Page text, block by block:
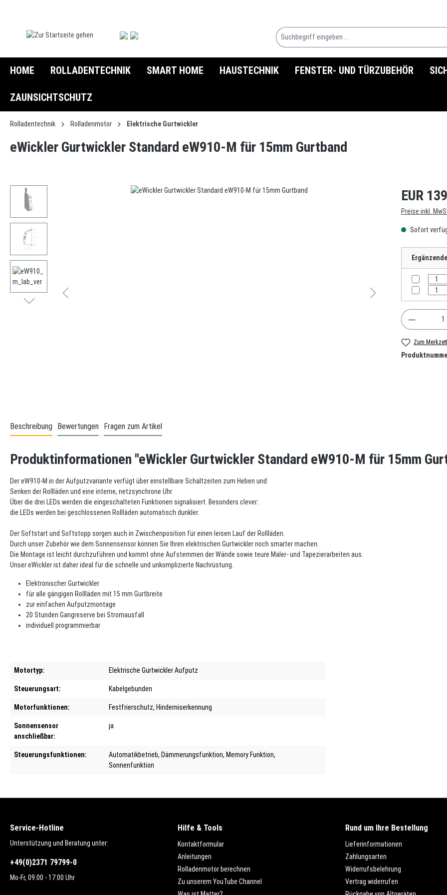
HOME ROLLADENTECHNIK SMART HOME HAUSTECHNIK FENSTER- UND TÜRZUBEHÖR
ZAUNSICHTSCHUTZ
Rolladentechnik Rolladenmotor Elektrische Gurtwickler
eWickler Gurtwickler Standard eW910-M für 15mm Gurtband
Bildergalerie überspringen EUR
Preise inkl.
Sofort
Produkt
Zum
Beschreibung Bewertungen Fragen zum Artikel
Produktinformationen "eWickler Gurtwickler Standard eW910-M für 15mm
Der eW910-M in der Aufputzvariante verfügt über einstellbare Schaltzeiten zum Heben und
Senken der Rollläden und eine interne, netzsynchrone Uhr.
Über die drei LEDs werden die eingeschalteten Funktionen signalisiert. Besonders clever:
die LEDs werden bei geschlossenen Rollläden automatisch dunkler.
Der Softstart und Softstopp sorgen auch in Zwischenposition für einen leisen Lauf der Rollläden.
Durch unser Zubehör wie dem Sonnensensor können Sie Ihren elektrischen Gurtwickler noch smarter machen.
Die Montage ist leicht durchzuführen und kommt ohne Aufstemmen der Wände sowie teure Maler- und Tapezierarbeiten aus.
Unser eWickler ist daher ideal für die schnelle und unkomplizierte Nachrüstung.
Elektronischer Gurtwickler
für alle gängigen Rollläden mit 15 mm Gurtbreite
zur einfachen Aufputzmontage
20 Stunden Gangreserve bei Stromausfall
individuell programmierbar
Motortyp: Elektrische Gurtwickler Aufputz
Steuerungsart: Kabelgebunden
Motorfunktionen: Festfrierschutz, Hinderniserkennung
Sonnensensor
anschließbar:
ja
Steuerungsfunktionen: Automatikbetrieb, Dämmerungsfunktion, Memory Funktion,
Sonnenfunktion
Service-Hotline
Unterstützung und Beratung unter:
+49(0)2371 79799-0
Mo-Fr, 09:00 - 17:00 Uhr
Hilfe & Tools
Kontaktformular
Anleitungen
Rolladenmotor berechnen
Zu unserem YouTube Channel
Rund um Ihre Bestellung
Lieferinformationen
Zahlungsarten
Widerrufsbelehrung
Vertrag widerrufen